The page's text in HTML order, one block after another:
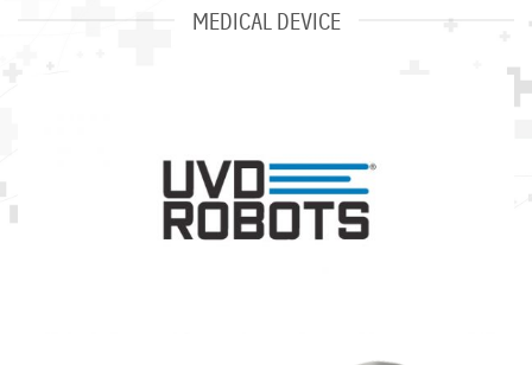
MEDICAL DEVICE